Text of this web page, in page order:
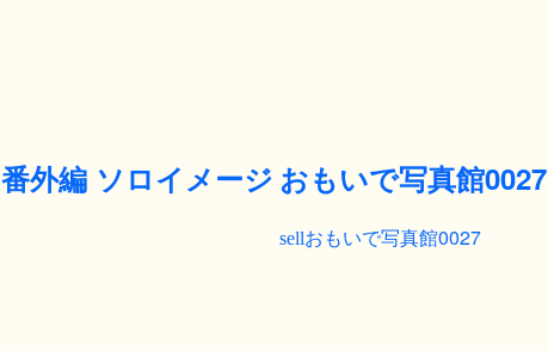
外編 ソロイメージ おもいで写真館0027
おもいで写真館0027